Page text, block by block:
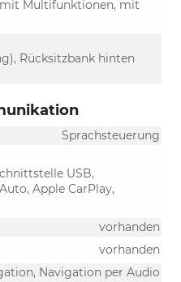
Multifunktionen, mit
Rücksitzbank hinten
Sprachsteuerung
USB,
Apple CarPlay,
vorhanden
vorhanden
Navigation per Audio